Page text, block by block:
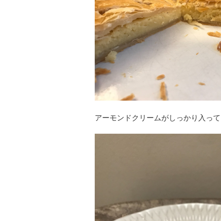
アーモンドクリームがしっかり入っ